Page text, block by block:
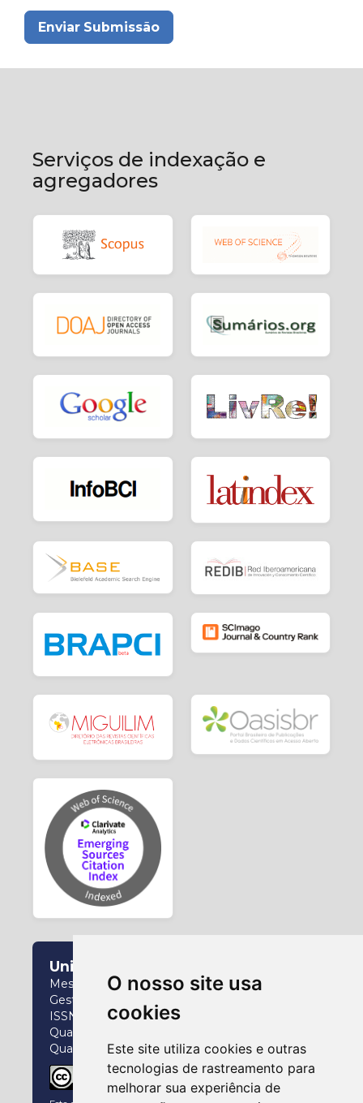
O nosso site usa
cookies
Este site utiliza cookies e outras
tecnologias de rastreamento para
melhorar sua experiência de
Enviar Submissão
Serviços de indexação e
agregadores
Universidade Federal do Paraná
Mestrado e Doutorado Interdisciplinar em
Gestão da Informação
ISSN: 2237-826X
Qualis (2017-2020): A4
Qualis (2021-2024): A2